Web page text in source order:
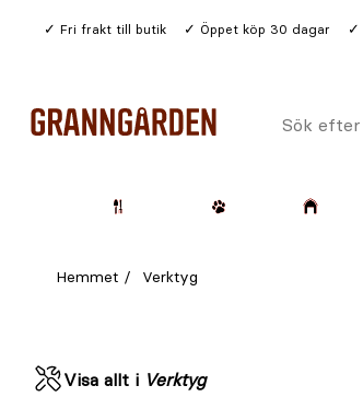
Fri frakt till butik Öppet köp 30 dagar
Sök
Hemmet Verktyg
Visa allt i Verktyg